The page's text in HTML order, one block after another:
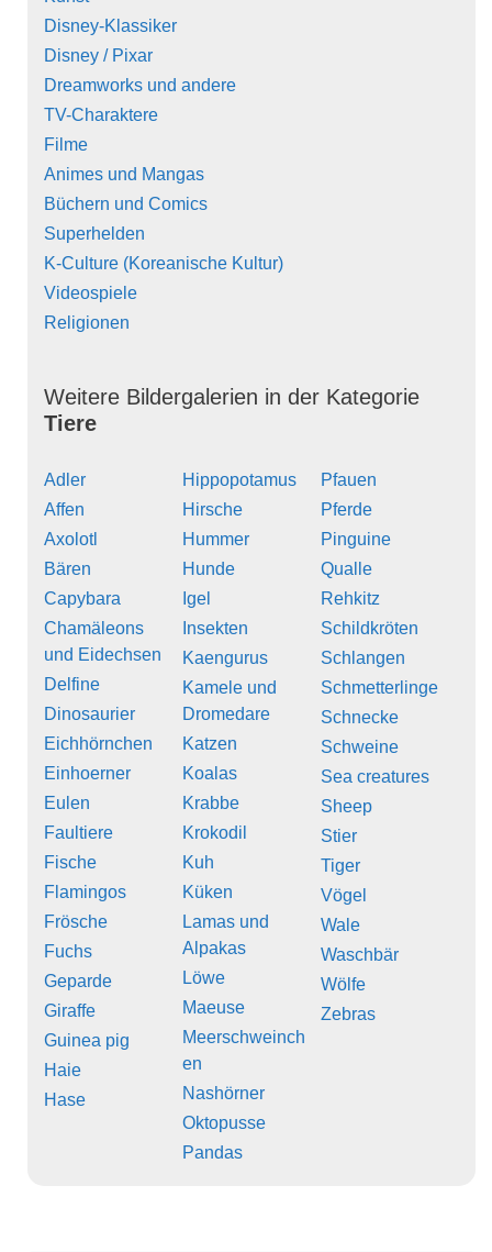
Disney-Klassiker
Disney / Pixar
Dreamworks und andere
TV-Charaktere
Filme
Animes und Mangas
Büchern und Comics
Superhelden
K-Culture (Koreanische Kultur)
Videospiele
Religionen
Weitere Bildergalerien in der Kategorie
Tiere
Adler
Affen
Axolotl
Bären
Capybara
Chamäleons
und Eidechsen
Delfine
Dinosaurier
Eichhörnchen
Einhoerner
Eulen
Faultiere
Fische
Flamingos
Frösche
Fuchs
Geparde
Giraffe
Guinea pig
Haie
Hase
Hippopotamus
Hirsche
Hummer
Hunde
Igel
Insekten
Kaengurus
Kamele und
Dromedare
Katzen
Koalas
Krabbe
Krokodil
Kuh
Küken
Lamas und
Alpakas
Löwe
Maeuse
Meerschweinch
en
Nashörner
Oktopusse
Pandas
Pfauen
Pferde
Pinguine
Qualle
Rehkitz
Schildkröten
Schlangen
Schmetterlinge
Schnecke
Schweine
Sea creatures
Sheep
Stier
Tiger
Vögel
Wale
Waschbär
Wölfe
Zebras